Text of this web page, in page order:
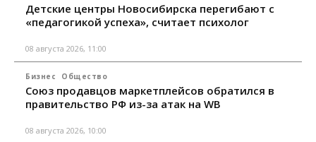
Детские центры Новосибирска перегибают с
«педагогикой успеха», считает психолог
08 августа 2026, 11:00
Бизнес Общество
Союз продавцов маркетплейсов обратился в
правительство РФ из-за атак на WB
08 августа 2026, 10:00